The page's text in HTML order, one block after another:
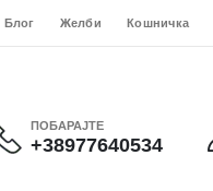
Блог Желби Кошничка
ПОБАРАЈТЕ
+38977640534